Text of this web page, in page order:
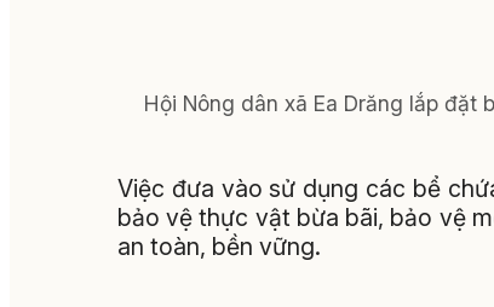
Hội Nông dân xã Ea Drăng lắp
Việc đưa vào sử dụng các bể
bảo vệ thực vật bừa bãi, bảo vệ
an toàn, bền vững.